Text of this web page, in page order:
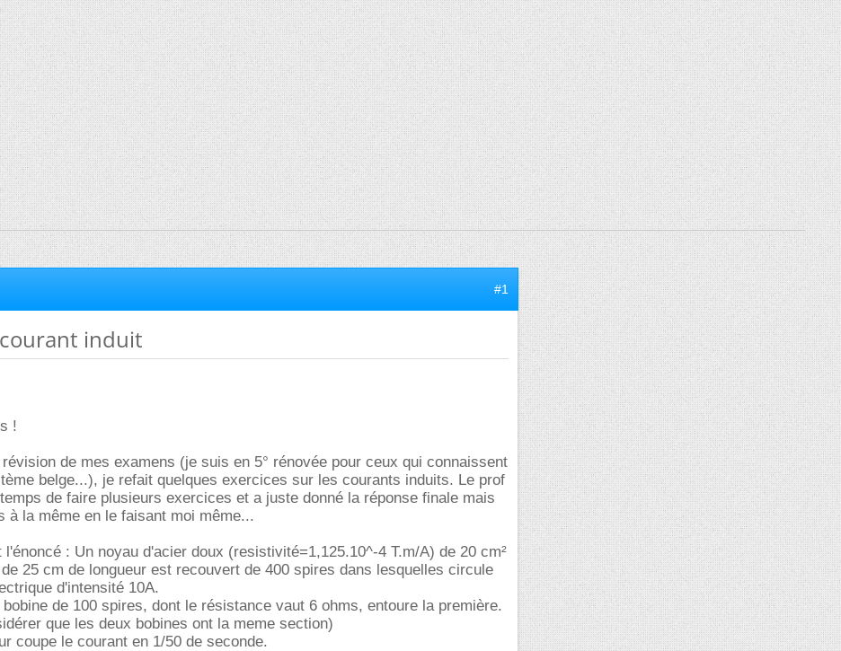
#1
induit
!
de mes examens (je suis en 5° rénovée pour ceux qui connaissent
belge...), je refait quelques exercices sur les courants induits. Le prof
de faire plusieurs exercices et a juste donné la réponse finale mais
à la même en le faisant moi même...
l'énoncé : Un noyau d'acier doux (resistivité=1,125.10^-4 T.m/A) de 20 cm²
25 cm de longueur est recouvert de 400 spires dans lesquelles circule
d'intensité 10A.
bobine de 100 spires, dont le résistance vaut 6 ohms, entoure la première.
que les deux bobines ont la meme section)
coupe le courant en 1/50 de seconde.